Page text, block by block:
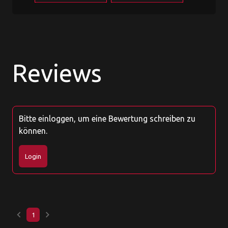
Reviews
Bitte einloggen, um eine Bewertung schreiben zu
können.
Login
keyboard_arrow_left 1 keyboard_arrow_right